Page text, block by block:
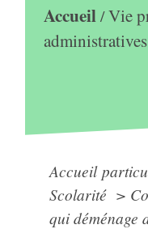
Accueil/Vie
administratives
Accueil
Scolarité >
qui déménage